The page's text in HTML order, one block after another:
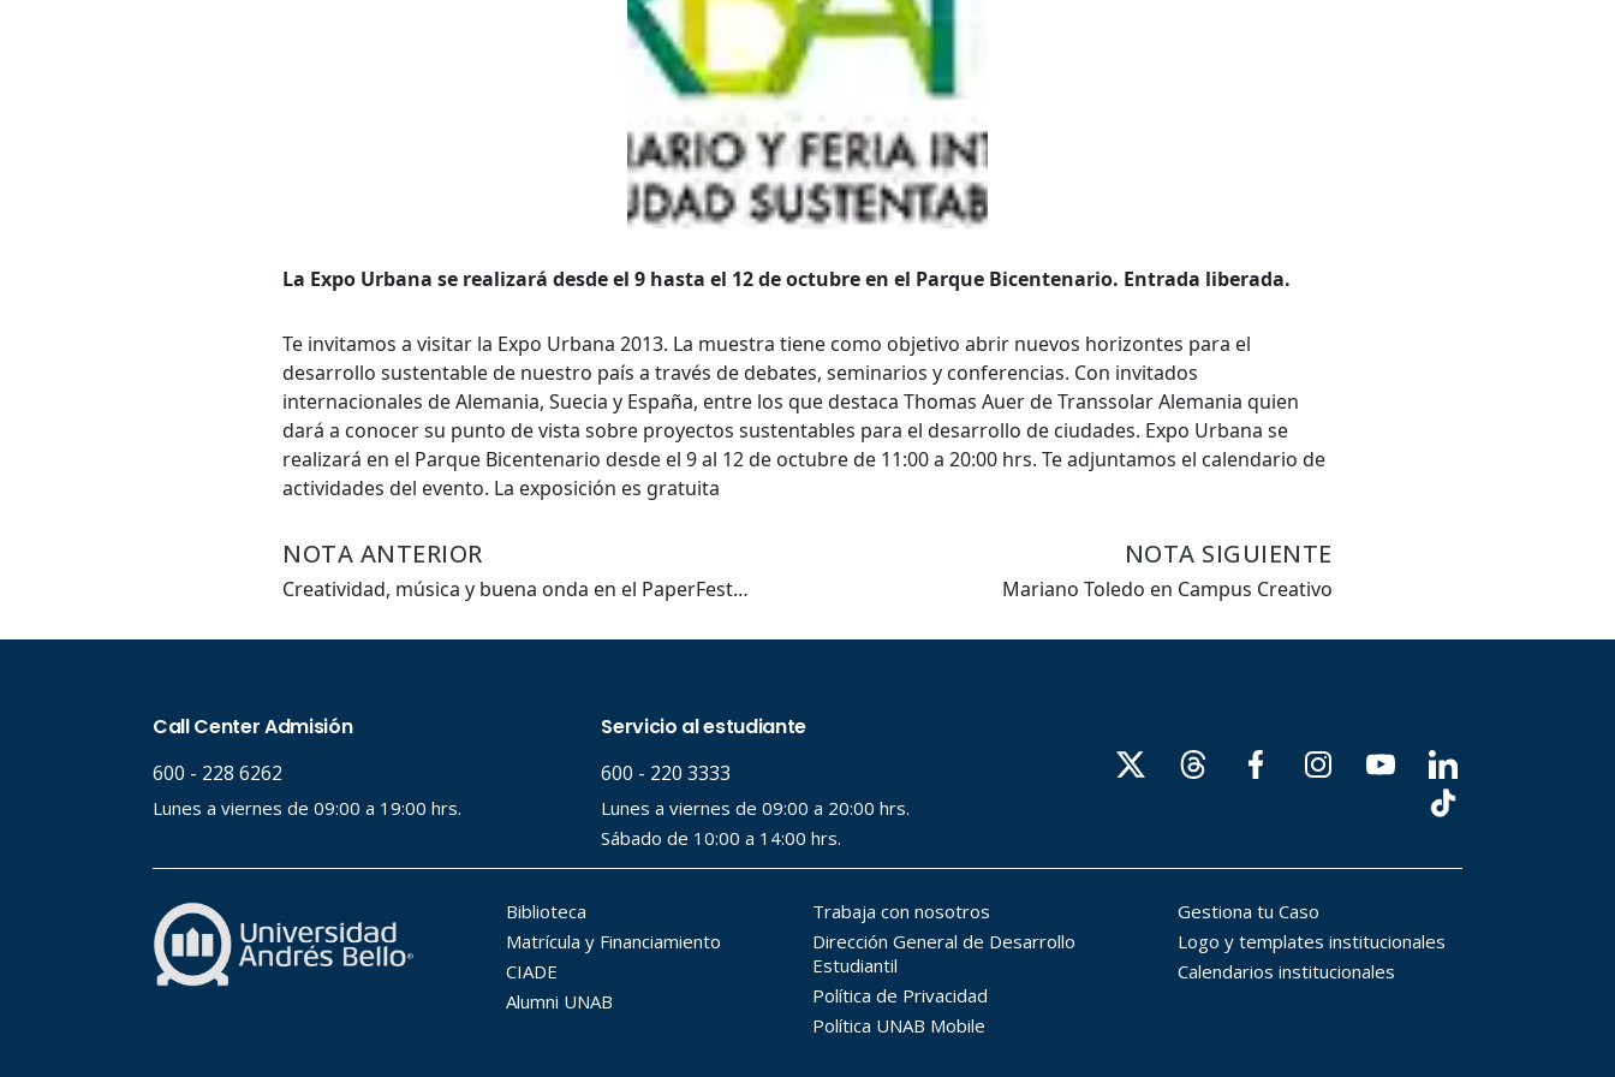
La Expo Urbana se realizará desde el 9 hasta el 12 de octubre en el Parque Bicentenario. Entrada liberada.
Te invitamos a visitar la Expo Urbana 2013. La muestra tiene como objetivo abrir nuevos horizontes para el
desarrollo sustentable de nuestro país a través de debates, seminarios y conferencias. Con invitados
internacionales de Alemania, Suecia y España, entre los que destaca Thomas Auer de Transsolar Alemania quien
dará a conocer su punto de vista sobre proyectos sustentables para el desarrollo de ciudades. Expo Urbana se
realizará en el Parque Bicentenario desde el 9 al 12 de octubre de 11:00 a 20:00 hrs. Te adjuntamos el calendario de
actividades del evento. La exposición es gratuita
NOTA ANTERIOR
Creatividad, música y buena onda en el PaperFest…
NOTA SIGUIENTE
Mariano Toledo en Campus Creativo
Búsqueda Avanzada
Desde...
Hasta...